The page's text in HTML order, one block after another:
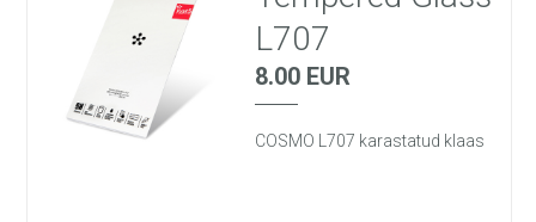
L707
8.00 EUR
COSMO L707 karastatud klaas